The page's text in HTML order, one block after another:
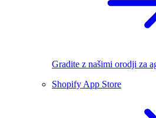
Gradite z našimi orodji za
Shopify App Store